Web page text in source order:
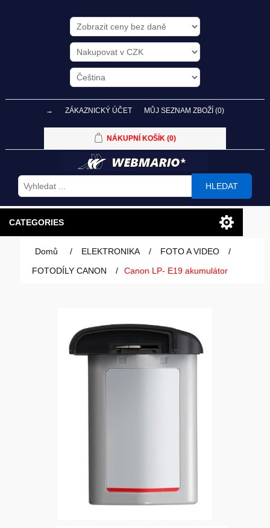
→ ZÁKAZNICKÝ ÚČET MŮJ SEZNAM ZBOŽÍ (0)
NÁKUPNÍ KOŠÍK (0)
HLEDAT
CATEGORIES
PC SESTAVY
GRAFICKÉ KARTY
Domů / ELEKTRONIKA / FOTO A VIDEO
/
FOTODÍLY CANON
/ Canon LP- E19 akumulátor